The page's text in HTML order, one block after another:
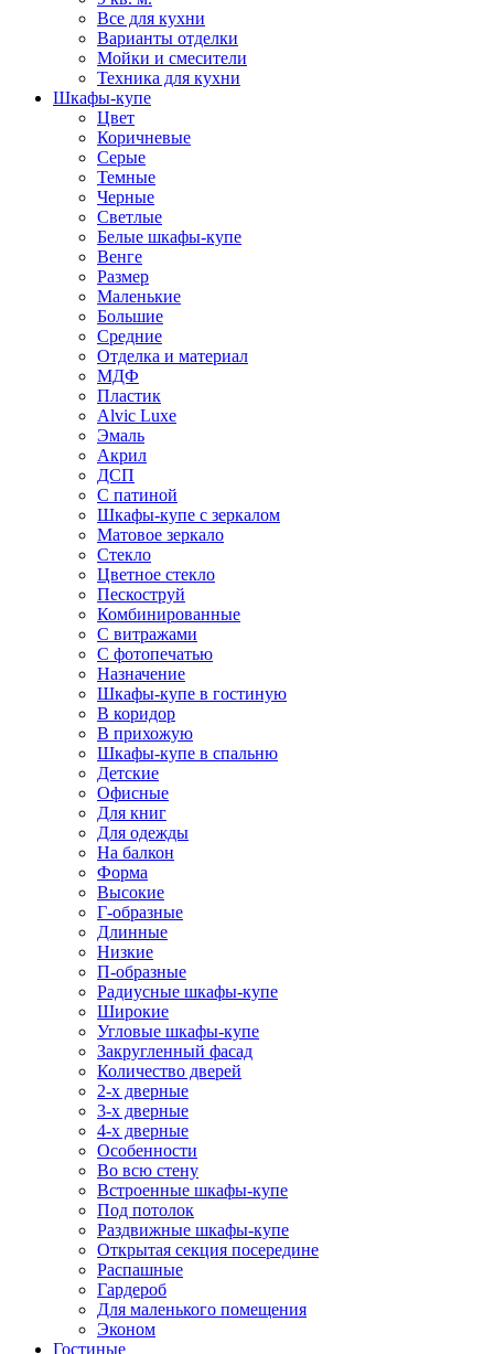
Все для кухни
Варианты отделки
Мойки и смесители
Техника для кухни
Шкафы-купе
Цвет
Коричневые
Серые
Темные
Черные
Светлые
Белые шкафы-купе
Венге
Размер
Маленькие
Большие
Средние
Отделка и материал
МДФ
Пластик
Alvic Luxe
Эмаль
Акрил
ДСП
С патиной
Шкафы-купе с зеркалом
Матовое зеркало
Стекло
Цветное стекло
Пескоструй
Комбинированные
С витражами
С фотопечатью
Назначение
Шкафы-купе в гостиную
В коридор
В прихожую
Шкафы-купе в спальню
Детские
Офисные
Для книг
Для одежды
На балкон
Форма
Высокие
Г-образные
Длинные
Низкие
П-образные
Радиусные шкафы-купе
Широкие
Угловые шкафы-купе
Закругленный фасад
Количество дверей
2-х дверные
3-х дверные
4-х дверные
Особенности
Во всю стену
Встроенные шкафы-купе
Под потолок
Раздвижные шкафы-купе
Открытая секция посередине
Распашные
Гардероб
Для маленького помещения
Эконом
Гостиные